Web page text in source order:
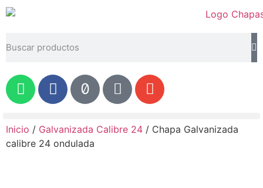
Inicio / Galvanizada Calibre 24 / Chapa Galvanizada
calibre 24 ondulada